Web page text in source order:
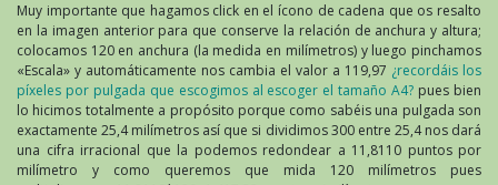
Muy importante que hagamos click en el ícono de cadena que os resalto
en la imagen anterior para que conserve la relación de anchura y altura;
colocamos 120 en anchura (la medida en milímetros) y luego pinchamos
«Escala» y automáticamente nos cambia el valor a 119,97 ¿recordáis los
píxeles por pulgada que escogimos al escoger el tamaño A4? pues bien
lo hicimos totalmente a propósito porque como sabéis una pulgada son
exactamente 25,4 milímetros así que si dividimos 300 entre 25,4 nos dará
una cifra irracional que la podemos redondear a 11,8110 puntos por
milímetro y como queremos que mida 120 milímetros pues